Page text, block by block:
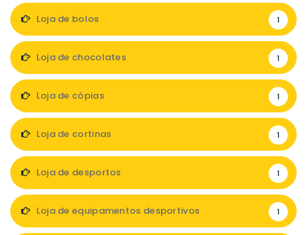
Loja de bolos 1
Loja de chocolates 1
Loja de cópias 1
Loja de cortinas 1
Loja de desportos 1
Loja de equipamentos desportivos 1